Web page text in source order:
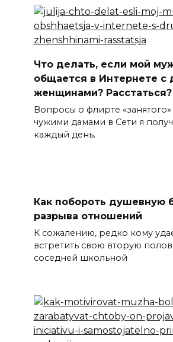
Что делать, если мой
общается в Интернете с
женщинами? Расстаться?
Вопросы о флирте
чужими дамами в Сети я
каждый день.
Как побороть душевную
разрыва отношений
К сожалению, редко кому
встретить свою вторую
соседней школьной